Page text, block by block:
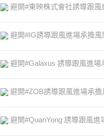
避開#東映株式會社誘導跟風
避開#IG誘導跟風進場承擔風
避開#Galaxus 誘導跟風進場
避開#ZOB誘導跟風進場承擔
避開#QuanYong 誘導跟風進